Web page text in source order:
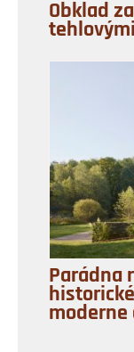
Obklad
Parádna
moderne